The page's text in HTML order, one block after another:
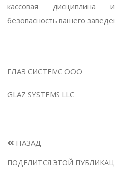
кассовая дисциплина
безопасность вашего
ГЛАЗ СИСТЕМС ООО
GLAZ SYSTEMS LLC
НАЗАД
ПОДЕЛИТСЯ ЭТОЙ